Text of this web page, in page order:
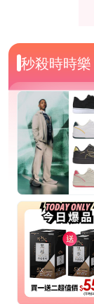
秒殺時時樂